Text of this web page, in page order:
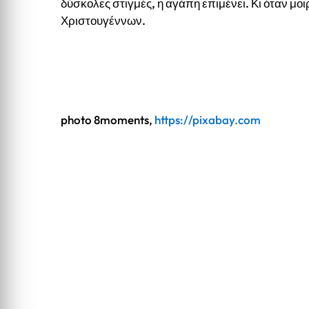
Χριστουγέννων.
photo 8moments, https://pixabay.com